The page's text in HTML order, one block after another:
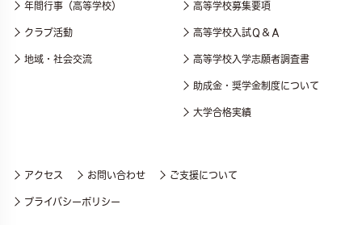
年間行事（高等学校）
クラブ活動
地域・社会交流
高等学校募集要項
高等学校入試Ｑ＆Ａ
高等学校入学志願者調査書
助成金・奨学金制度について
大学合格実績
アクセス お問い合わせ ご支援について
プライバシーポリシー